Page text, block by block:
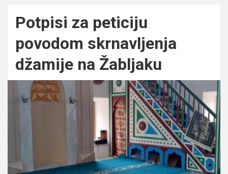
Potpisi za peticiju
povodom skrnavljenja
džamije na Žabljaku